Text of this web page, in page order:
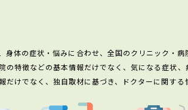
身体の症状・悩みに合わせ、全国のクリニック・
特徴などの基本情報だけでなく、気になる症状
だけでなく、独自取材に基づき、ドクターに関す